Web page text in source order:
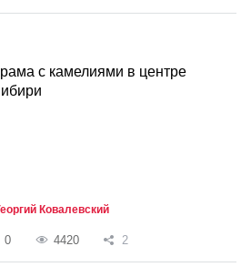
с камелиями в центре
Ковалевский
0 4420 2